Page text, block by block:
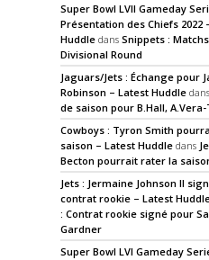
Super Bowl LVII Gameday
Présentation des Chiefs 2022
Huddle dansSnippets :
Divisional Round
Jaguars/Jets : Échange pour
Robinson – Latest Huddle dans
de saison pour B.Hall,
Cowboys : Tyron Smith
saison – Latest Huddle dans
Becton pourrait rater la
Jets : Jermaine Johnson II
contrat rookie – Latest
: Contrat rookie signé pour
Gardner
Super Bowl LVI Gameday